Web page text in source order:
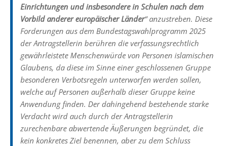
Einrichtungen und insbesondere in Schulen nach dem
Vorbild anderer europäischer Länder“ anzustreben. Diese
Forderungen aus dem Bundestagswahlprogramm 2025
der Antragstellerin berühren die verfassungsrechtlich
gewährleistete Menschenwürde von Personen islamischen
Glaubens, da diese im Sinne einer geschlossenen Gruppe
besonderen Verbotsregeln unterworfen werden sollen,
welche auf Personen außerhalb dieser Gruppe keine
Anwendung finden. Der dahingehend bestehende starke
Verdacht wird auch durch der Antragstellerin
zurechenbare abwertende Äußerungen begründet, die
kein konkretes Ziel benennen, aber zu dem Schluss